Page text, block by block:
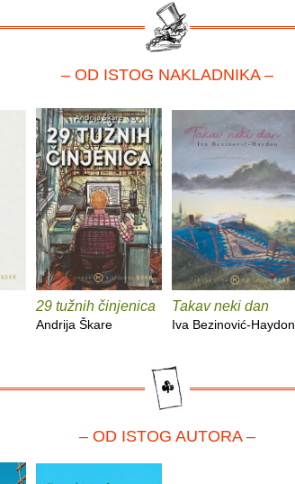
– OD ISTOG NAKLADNIKA –
29 tužnih činjenica
Andrija Škare
Takav neki dan
Iva Bezinović-Haydon
– OD ISTOG AUTORA –